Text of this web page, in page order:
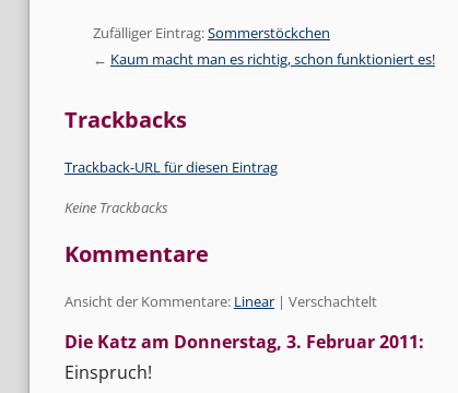
Zufälliger Eintrag:Sommerstöckchen
Kaum macht man es richtig, schon funktioniert es!
Trackbacks
Trackback-URL für diesen Eintrag
Keine Trackbacks
Kommentare
Ansicht der Kommentare: Linear| Verschachtelt
Die Katz am Donnerstag, 3. Februar 2011:
Einspruch!